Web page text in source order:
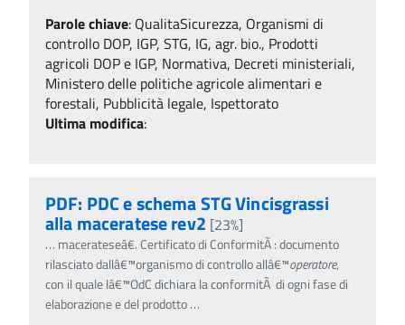
Parole chiave: QualitaSicurezza, Organismi di
controllo DOP, IGP, STG, IG, agr. bio., Prodotti
agricoli DOP e IGP, Normativa, Decreti ministeriali,
Ministero delle politiche agricole alimentari e
forestali, Pubblicità legale, Ispettorato
Ultima modifica:
PDF: PDC e schema STG Vincisgrassi
alla maceratese rev2 [23%]
… macerateseâ€. Certificato di ConformitÃ : documento
rilasciato dallâ€™organismo di controllo allâ€™operatore,
con il quale lâ€™OdC dichiara la conformitÃ di ogni fase di
elaborazione e del prodotto…